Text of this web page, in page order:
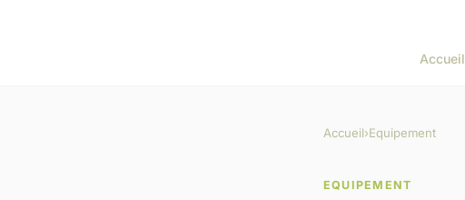
Accueil
Accueil›Equipement
EQUIPEMENT